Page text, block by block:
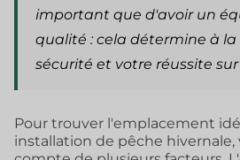
important que d'avoir un
qualité : cela détermine à la
sécurité et votre réussite sur
Pour trouver l'emplacement
installation de pêche hivernale,